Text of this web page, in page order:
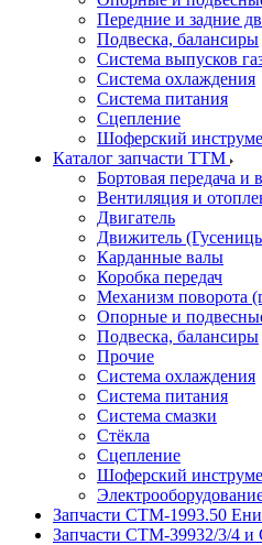
Передние и задние
Подвеска, балансиры
Система выпусков
Система охлаждения
Система питания
Сцепление
Шоферский
Каталог запчасти ТТМ
Бортовая передача и
Вентиляция и
Двигатель
Движитель
Карданные валы
Коробка передач
Механизм поворота
Опорные и
Подвеска, балансиры
Прочие
Система охлаждения
Система питания
Система смазки
Стёкла
Сцепление
Шоферский
Запчасти СТМ-1993.50
Запчасти СТМ-39932/3/4